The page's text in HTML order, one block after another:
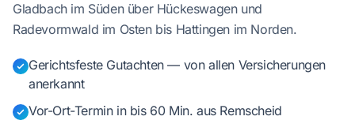
Gladbach im Süden über Hückeswagen und
Radevormwald im Osten bis Hattingen im Norden.
Gerichtsfeste Gutachten — von allen Versicherungen
anerkannt
Vor-Ort-Termin in bis 60 Min. aus Remscheid